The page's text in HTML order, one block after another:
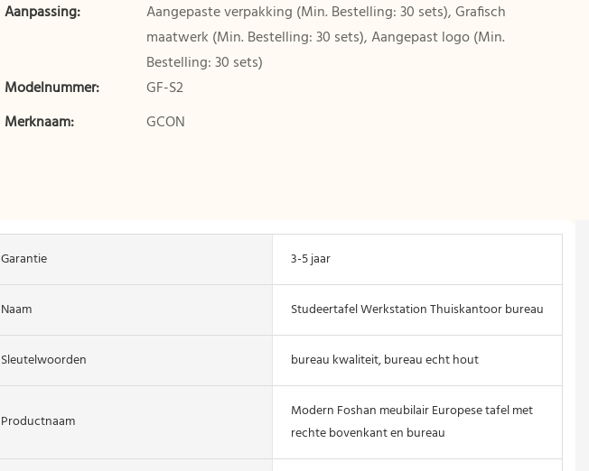
Aanpassing:
Aangepaste verpakking (Min. Bestelling: 30 sets), Grafisch
maatwerk (Min. Bestelling: 30 sets), Aangepast logo (Min.
Bestelling: 30 sets)
Modelnummer:
GF-S2
Merknaam:
GCON
Garantie 3-5 jaar
Naam Studeertafel Werkstation Thuiskantoor bureau
Sleutelwoorden bureau kwaliteit, bureau echt hout
Productnaam
Modern Foshan meubilair Europese tafel met
rechte bovenkant en bureau